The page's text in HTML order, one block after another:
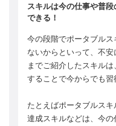
スキルは今の仕事や普
できる！
今の段階でポータブル
ないからといって、不
までご紹介したスキル
することで今からでも習
たとえばポータブルス
達成スキルなどは、今